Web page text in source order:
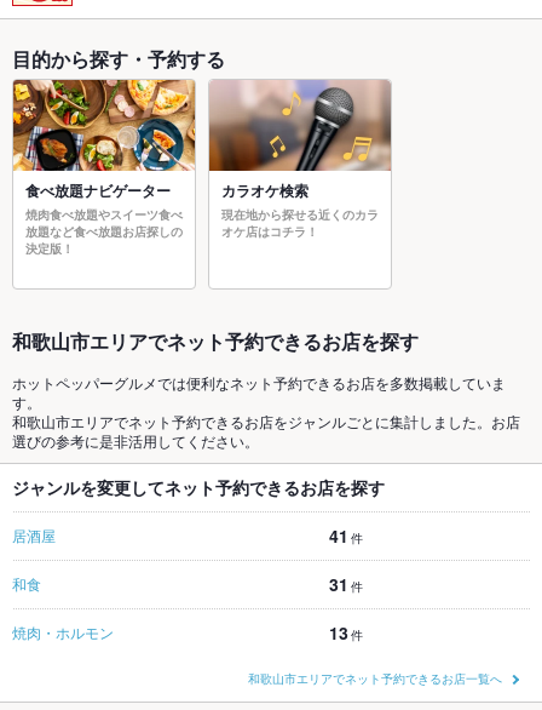
目的から探す・予約する
食べ放題ナビゲーター
焼肉食べ放題やスイーツ食べ
放題など食べ放題お店探しの
決定版！
カラオケ検索
現在地から探せる近くのカラ
オケ店はコチラ！
和歌山市エリアでネット予約できるお店を探す
ホットペッパーグルメでは便利なネット予約できるお店を多数掲載していま
す。
和歌山市エリアでネット予約できるお店をジャンルごとに集計しました。お店
選びの参考に是非活用してください。
ジャンルを変更してネット予約できるお店を探す
居酒屋 41 件
和食 31 件
焼肉・ホルモン 13件
和歌山市エリアでネット予約できるお店一覧へ